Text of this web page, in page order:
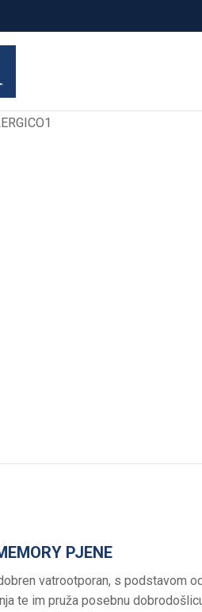
PJENE
vatrootporan, s podstavom
te im pruža posebnu